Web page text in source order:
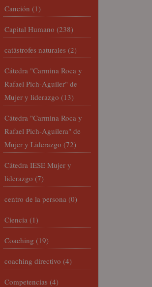
Canción (1)
Capital Humano (238)
catástrofes naturales (2)
Cátedra "Carmina Roca y
Rafael Pich-Aguiler" de
Mujer y liderazgo (13)
Cátedra "Carmina Roca y
Rafael Pich-Aguilera" de
Mujer y Liderazgo (72)
Cátedra IESE Mujer y
liderazgo (7)
centro de la persona (0)
Ciencia (1)
Coaching (19)
coaching directivo (4)
Competencias (4)